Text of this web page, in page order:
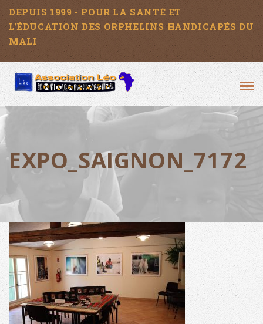
DEPUIS 1999 - POUR LA SANTÉ ET
L'ÉDUCATION DES ORPHELINS HANDICAPÉS DU
MALI
EXPO_SAIGNON_7172